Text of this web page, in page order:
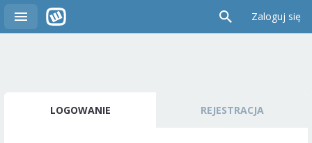
Zaloguj się
LOGOWANIE REJESTRACJA